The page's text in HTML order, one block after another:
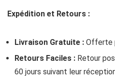
Expédition et Retours :
Livraison Gratuite : Offerte
Retours Faciles : Retour
60 jours suivant leur